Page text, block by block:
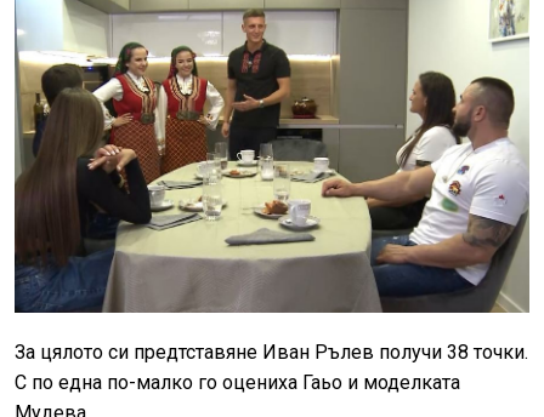
За цялото си предтставяне Иван Рълев получи 38 точки.
С по една по-малко го оцениха Гаьо и моделката